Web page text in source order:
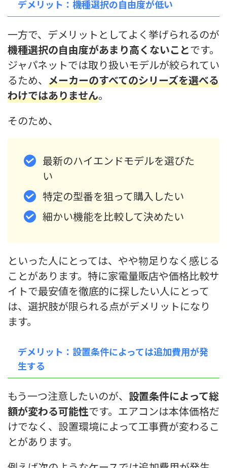
デメリット：機種選択の自由度が低い
一方で、デメリットとしてよく挙げられるのが
機種選択の自由度があまり高くないことです。
ジャパネットでは取り扱いモデルが絞られてい
るため、 メーカーのすべてのシリーズを選べる
わけではありません。
そのため、
最新のハイエンドモデルを選びた
い
特定の型番を狙って購入したい
細かい機能を比較して決めたい
といった人にとっては、やや物足りなく感じる
ことがあります。特に家電量販店や価格比較サ
イトで最安値を徹底的に探したい人にとって
は、選択肢が限られる点がデメリットになり
ます。
デメリット：設置条件によっては追加費用が発
生する
もう一つ注意したいのが、 設置条件によって総
額が変わる可能性です。エアコンは本体価格だ
けでなく、設置環境によって工事費が変わるこ
とがあります。